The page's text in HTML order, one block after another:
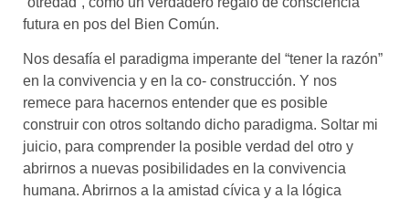
futura en pos del Bien Común.
Nos desafía el paradigma imperante del “tener la razón”
en la convivencia y en la co- construcción. Y nos
remece para hacernos entender que es posible
construir con otros soltando dicho paradigma. Soltar mi
juicio, para comprender la posible verdad del otro y
abrirnos a nuevas posibilidades en la convivencia
humana. Abrirnos a la amistad cívica y a la lógica